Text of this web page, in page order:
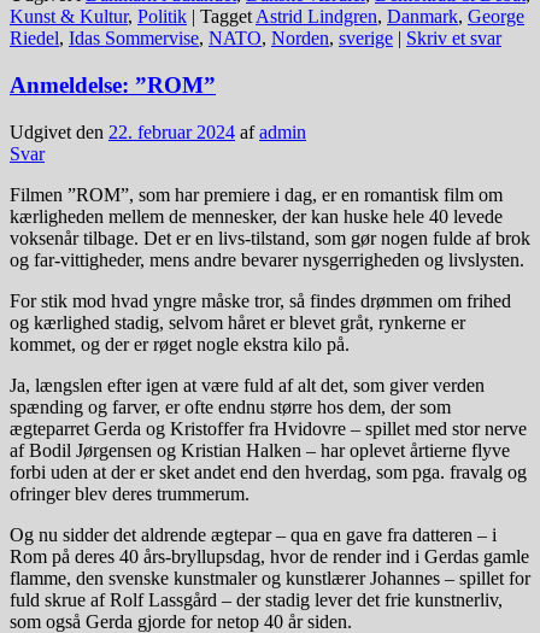
Kunst & Kultur, Politik | Tagget Astrid Lindgren, Danmark, George
Riedel, Idas Sommervise, NATO, Norden, sverige | Skriv et svar
Anmeldelse: ”ROM”
Udgivet den 22. februar 2024 afadmin
Svar
Filmen ”ROM”, som har premiere i dag, er en romantisk film om
kærligheden mellem de mennesker, der kan huske hele 40 levede
voksenår tilbage. Det er en livs-tilstand, som gør nogen fulde af brok
og far-vittigheder, mens andre bevarer nysgerrigheden og livslysten.
For stik mod hvad yngre måske tror, så findes drømmen om frihed
og kærlighed stadig, selvom håret er blevet gråt, rynkerne er
kommet, og der er røget nogle ekstra kilo på.
Ja, længslen efter igen at være fuld af alt det, som giver verden
spænding og farver, er ofte endnu større hos dem, der som
ægteparret Gerda og Kristoffer fra Hvidovre – spillet med stor nerve
af Bodil Jørgensen og Kristian Halken – har oplevet årtierne flyve
forbi uden at der er sket andet end den hverdag, som pga. fravalg og
ofringer blev deres trummerum.
Og nu sidder det aldrende ægtepar – qua en gave fra datteren – i
Rom på deres 40 års-bryllupsdag, hvor de render ind i Gerdas gamle
flamme, den svenske kunstmaler og kunstlærer Johannes – spillet for
fuld skrue af Rolf Lassgård – der stadig lever det frie kunstnerliv,
som også Gerda gjorde for netop 40 år siden.